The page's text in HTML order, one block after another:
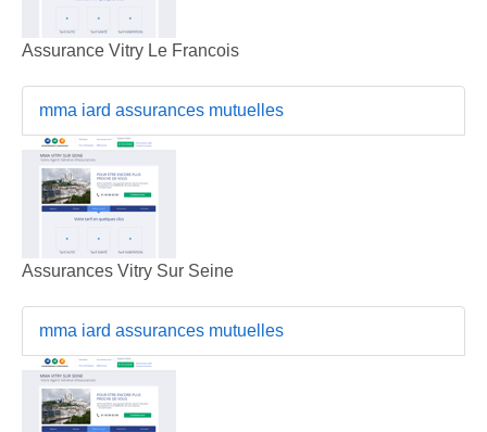
Assurance Vitry Le Francois
mma iard assurances mutuelles
Assurances Vitry Sur Seine
mma iard assurances mutuelles